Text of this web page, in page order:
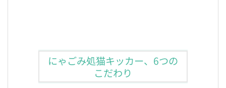
にゃごみ処猫キッカー、6つの
こだわり